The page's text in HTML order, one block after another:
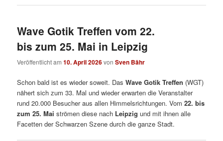
Wave Gotik Treffen vom 22.
bis zum 25. Mai in Leipzig
Veröffentlicht am10. April 2026vonSven Bähr
Schon bald ist es wieder soweit. DasWave Gotik Treffen (WGT)
nähert sich zum 33. Mal und wieder erwarten die Veranstalter
rund 20.000 Besucher aus allen Himmelsrichtungen. Vom22. bis
zum 25. Mai strömen diese nach Leipzig und mit ihnen alle
Facetten der Schwarzen Szene durch die ganze Stadt.